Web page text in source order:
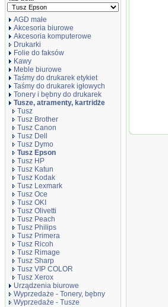
AGD małe
Akcesoria biurowe
Akcesoria komputerowe
Drukarki
Folie do faksów
Kawy
Meble biurowe
Taśmy do drukarek etykiet
Taśmy do drukarek igłowych
Tonery i bębny do drukarek
Tusze, atramenty, kartridże
Tusz
Tusz Brother
Tusz Canon
Tusz Dell
Tusz Dymo
Tusz Epson
Tusz HP
Tusz Katun
Tusz Kodak
Tusz Lexmark
Tusz Oce
Tusz OKI
Tusz Olivetti
Tusz Peach
Tusz Philips
Tusz Primera
Tusz Ricoh
Tusz Rimage
Tusz Sharp
Tusz VIP COLOR
Tusz Xerox
Urządzenia biurowe
Wyprzedaże - Tonery, bębny
Wyprzedaże - Tusze